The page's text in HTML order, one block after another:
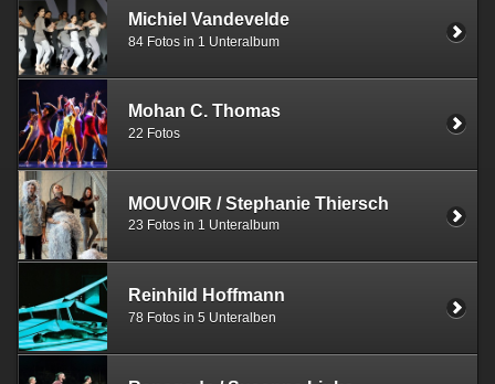
Michiel Vandevelde
84 Fotos in 1 Unteralbum
Mohan C. Thomas
22 Fotos
MOUVOIR / Stephanie Thiersch
23 Fotos in 1 Unteralbum
Reinhild Hoffmann
78 Fotos in 5 Unteralben